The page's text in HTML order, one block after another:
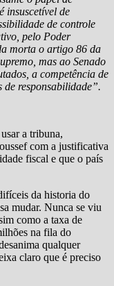
insuscetível de
de controle
pelo Poder
morta o artigo 86 da
mas ao Senado
a competência de
de responsabilidade”.
a tribuna,
com a justificativa
fiscal e que o país
da historia do
mudar. Nunca se viu
como a taxa de
na fila do
qualquer
claro que é preciso